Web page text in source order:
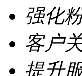
强化
客户
提升